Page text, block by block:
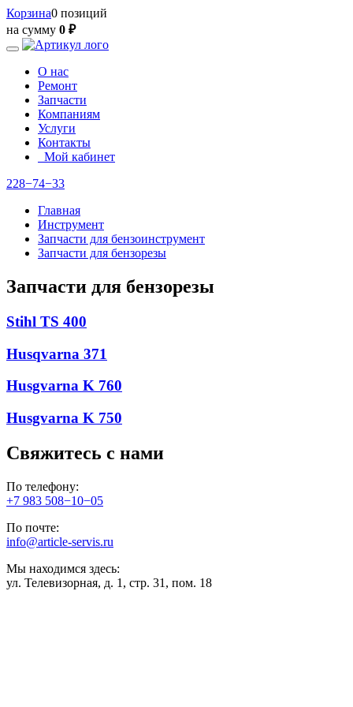
Корзина0 позиций
на сумму 0 ₽
О нас
Ремонт
Запчасти
Компаниям
Услуги
Контакты
Мой кабинет
228−74−33
Главная
Инструмент
Запчасти для бензоинструмент
Запчасти для бензорезы
Запчасти для бензорезы
Stihl TS 400
Husqvarna 371
Husgvarna K 760
Husgvarna K 750
Свяжитесь с нами
По телефону:
+7 983 508−10−05
По почте:
info@article-servis.ru
Мы находимся здесь:
ул. Телевизорная, д. 1, стр. 31, пом. 18